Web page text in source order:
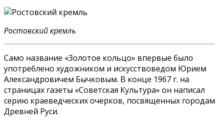
Ростовский кремль
Само название «Золотое кольцо» впервые было
употреблено художником и искусствоведом Юрием
Александровичем Бычковым. В конце 1967 г. на
страницах газеты «Советская Культура» он написал
серию краеведческих очерков, посвященных городам
Древней Руси.